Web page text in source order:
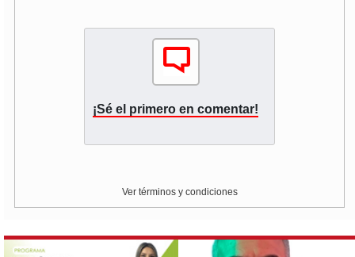
¡Sé el primero en comentar!
Ver términos y condiciones